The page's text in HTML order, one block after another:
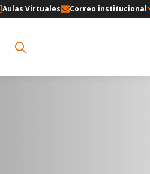
Aulas Virtuales Correo institucional